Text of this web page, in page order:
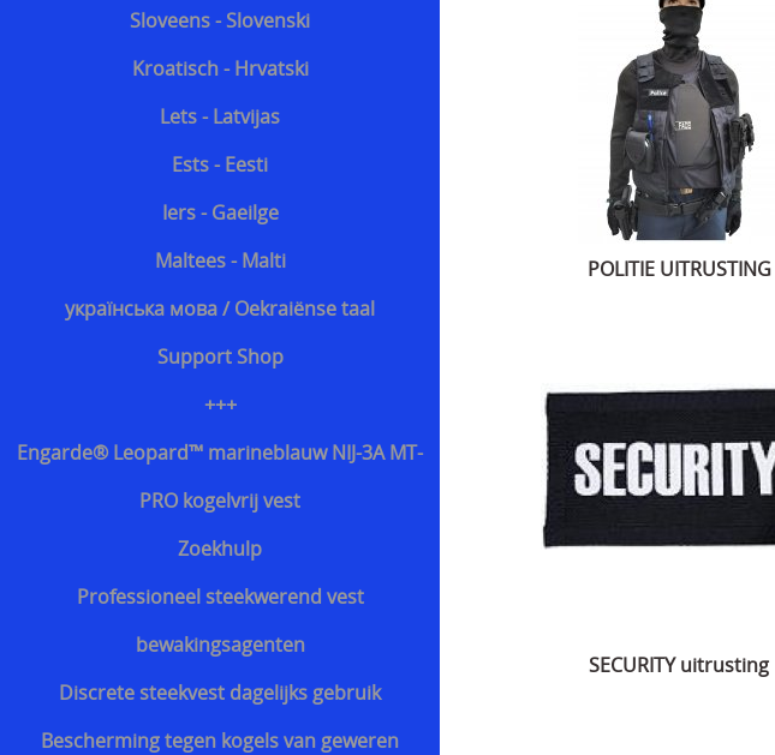
Sloveens - Slovenski
Kroatisch - Hrvatski
Lets - Latvijas
Ests - Eesti
Iers - Gaeilge
Maltees - Malti
українська мова / Oekraiënse taal
Support Shop
+++
Engarde® Leopard™ marineblauw NIJ-3A MT-
PRO kogelvrij vest
Zoekhulp
Professioneel steekwerend vest
bewakingsagenten
Discrete steekvest dagelijks gebruik
Bescherming tegen kogels van geweren
POLITIE UITRUSTING
SECURITY uitrusting